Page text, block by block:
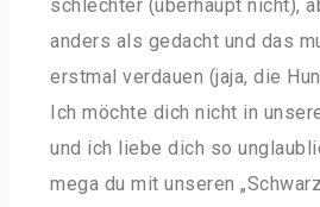
schlechter (überhaupt nicht),
anders als gedacht und das
erstmal verdauen (jaja, die
Ich möchte dich nicht in
und ich liebe dich so
mega du mit unseren